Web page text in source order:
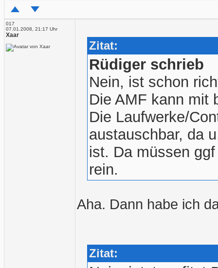
017
07.01.2008, 21:17 Uhr
Xaar
Zitat:
Rüdiger schrieb
Nein, ist schon
Die AMF kann mit
Die Laufwerke/
austauschbar, da
ist. Da müssen
rein.
Aha. Dann habe ich
Zitat: